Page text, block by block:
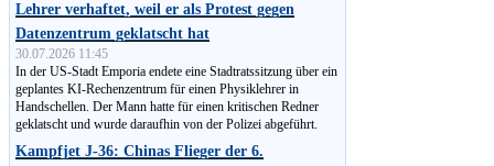
Lehrer verhaftet, weil er als Protest gegen
Datenzentrum geklatscht hat
30.07.2026 11:45
In der US-Stadt Emporia endete eine Stadtratssitzung über ein
geplantes KI-Rechenzentrum für einen Physiklehrer in
Handschellen. Der Mann hatte für einen kritischen Redner
geklatscht und wurde daraufhin von der Polizei abgeführt.
Kampfjet J-36: Chinas Flieger der 6.